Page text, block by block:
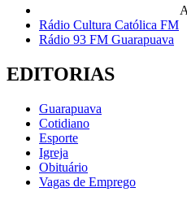
Rádio Cultura Católica FM
Rádio 93 FM Guarapuava
EDITORIAS
Guarapuava
Cotidiano
Esporte
Igreja
Obituário
Vagas de Emprego